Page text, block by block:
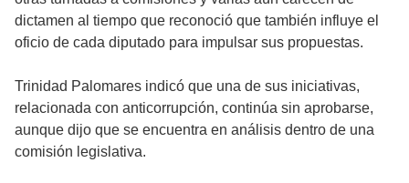
dictamen al tiempo que reconoció que también influye el
oficio de cada diputado para impulsar sus propuestas.
Trinidad Palomares indicó que una de sus iniciativas,
relacionada con anticorrupción, continúa sin aprobarse,
aunque dijo que se encuentra en análisis dentro de una
comisión legislativa.